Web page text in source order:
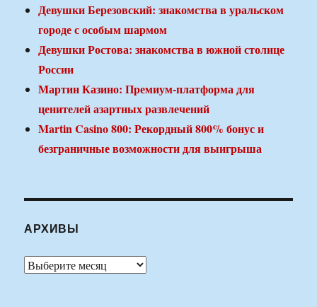
Девушки Березовский: знакомства в уральском
городе с особым шармом
Девушки Ростова: знакомства в южной столице
России
Мартин Казино: Премиум-платформа для
ценителей азартных развлечений
Martin Casino 800: Рекордный 800% бонус и
безграничные возможности для выигрыша
АРХИВЫ
Архивы